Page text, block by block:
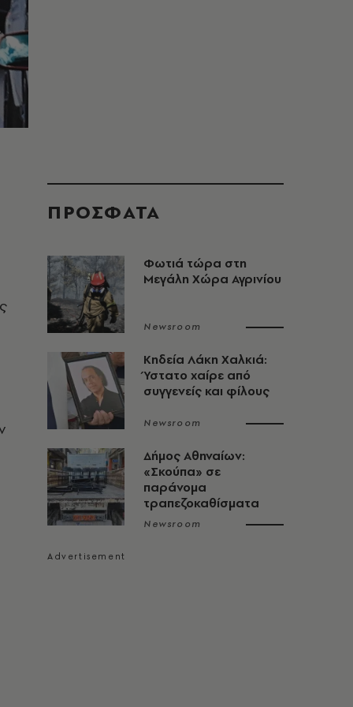
ΠΡΟΣΦΑΤΑ
Φωτιά τώρα στη
Μεγάλη Χώρα Αγρινίου
Newsroom
Κηδεία Λάκη Χαλκιά:
Ύστατο χαίρε από
συγγενείς και φίλους
Newsroom
Δήμος Αθηναίων:
«Σκούπα» σε
παράνομα
τραπεζοκαθίσματα
Newsroom